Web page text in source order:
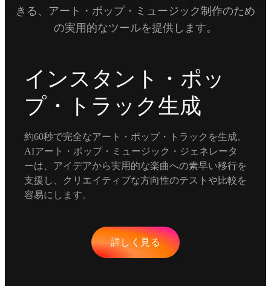
きる、アート・ポップ・ミュージック制作のため
の実用的なツールを提供します。
インスタント・ポッ
プ・トラック生成
約60秒で完全なアート・ポップ・トラックを生成。
AIアート・ポップ・ミュージック・ジェネレータ
ーは、アイデアから実用的な楽曲への素早い移行を
支援し、クリエイティブな方向性のテストや比較を
容易にします。
詳しく見る